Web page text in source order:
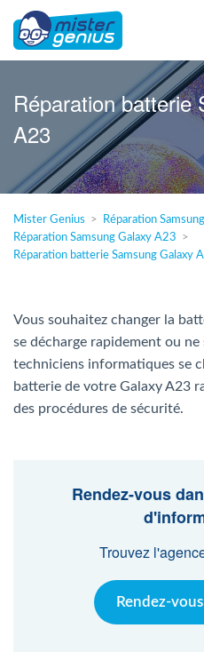
Réparations
Magasins
Agent
Réparation batterie
A23
Mister Genius Réparation Samsung
Réparation Samsung Galaxy A23
Réparation batterie Samsung Galaxy
Vous souhaitez changer la
se décharge rapidement ou ne
techniciens informatiques se
batterie de votre Galaxy A23
des procédures de sécurité.
Rendez-vous
Trouvez
Rendez-